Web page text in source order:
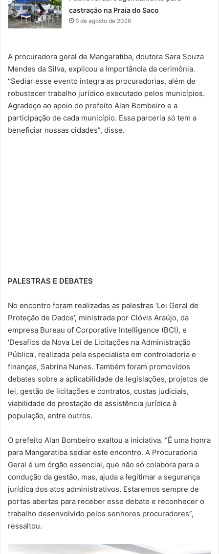
castração na Praia do Saco
6 de agosto de 2026
A procuradora geral de Mangaratiba, doutora Sara Souza
Mendes da Silva, explicou a importância da cerimônia.
“Sediar esse evento integra as procuradorias, além de
robustecer trabalho jurídico executado pelos municípios.
Agradeço ao apoio do prefeito Alan Bombeiro e a
participação de cada município. Essa parceria só tem a
beneficiar nossas cidades”, disse.
PALESTRAS E DEBATES
No encontro foram realizadas as palestras ‘Lei Geral de
Proteção de Dados’, ministrada por Clóvis Araújo, da
empresa Bureau of Corporative Intelligence (BCI), e
‘Desafios da Nova Lei de Licitações na Administração
Pública’, realizada pela especialista em controladoria e
finanças, Sabrina Nunes. Também foram promovidos
debates sobre a aplicabilidade de legislações, projetos de
lei, gestão de licitações e contratos, custas judiciais,
viabilidade de prestação de assistência jurídica à
população, entre outros.
O prefeito Alan Bombeiro exaltou a iniciativa. “É uma honra
para Mangaratiba sediar este encontro. A Procuradoria
Geral é um órgão essencial, que não só colabora para a
condução da gestão, mas, ajuda a legitimar a segurança
jurídica dos atos administrativos. Estaremos sempre de
portas abertas para receber esse debate e reconhecer o
trabalho desenvolvido pelos senhores procuradores”,
ressaltou.